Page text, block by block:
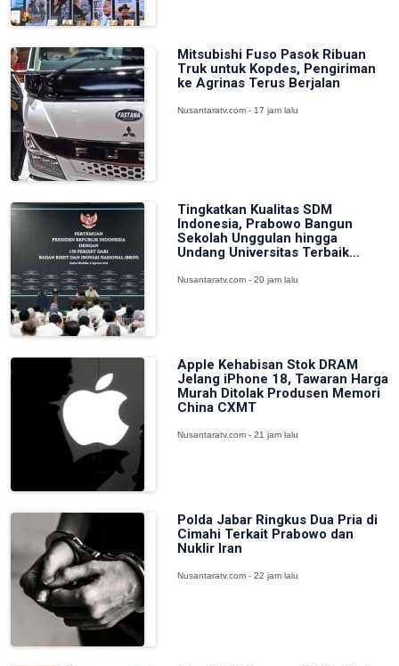
Mitsubishi Fuso Pasok Ribuan
Truk untuk Kopdes, Pengiriman
ke Agrinas Terus Berjalan
Nusantaratv.com - 17 jam lalu
Tingkatkan Kualitas SDM
Indonesia, Prabowo Bangun
Sekolah Unggulan hingga
Undang Universitas Terbaik...
Nusantaratv.com - 20 jam lalu
Apple Kehabisan Stok DRAM
Jelang iPhone 18, Tawaran Harga
Murah Ditolak Produsen Memori
China CXMT
Nusantaratv.com - 21 jam lalu
Polda Jabar Ringkus Dua Pria di
Cimahi Terkait Prabowo dan
Nuklir Iran
Nusantaratv.com - 22 jam lalu